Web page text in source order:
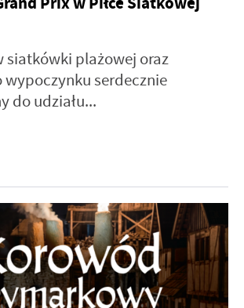
siatkówki plażowej oraz
serdecznie
do udziału...